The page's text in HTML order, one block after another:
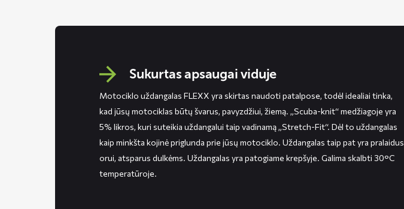
Sukurtas apsaugai viduje
Motociklo uždangalas FLEXX yra skirtas naudoti patalpose, todėl idealiai tinka,
kad jūsų motociklas būtų švarus, pavyzdžiui, žiemą. „Scuba-knit“ medžiagoje yra
5% likros, kuri suteikia uždangalui taip vadinamą „Stretch-Fit“. Dėl to uždangalas
kaip minkšta kojinė priglunda prie jūsų motociklo. Uždangalas taip pat yra pralaidus
orui, atsparus dulkėms. Uždangalas yra patogiame krepšyje. Galima skalbti 30°C
temperatūroje.